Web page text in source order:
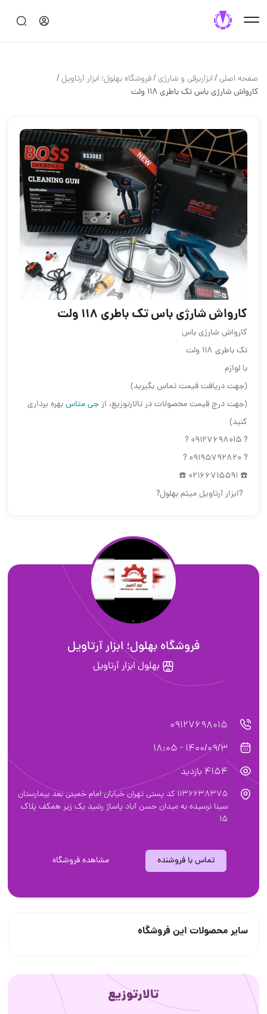
صفحه اصلی/ابزاربرقی و شارژی/فروشگاه بهلول؛ ابزار آرتاویل/
کارواش شارژی باس تک باطری ۱۱۸ ولت
کارواش شارژی باس تک باطری ۱۱۸ ولت
کارواش شارژی باس
تک باطری ۱۱۸ ولت
با لوازم
(جهت دریافت قیمت تماس بگیرید)
(جهت درج قیمت محصولات در تالارتوزیع، ازجی متاسبهره برداری
کنید)
? 09127698015 ?
? 09195792820 ?
☎️ 02166715591 ☎️
?ابزار آرتاویل میثم بهلول?
فروشگاه بهلول؛ ابزار آرتاویل
بهلول ابزار آرتاویل
09127698015
1400/09/3 - 18:05
4154 بازدید
1136638375 کد پستی تهران خیابان امام خمینی بعد بیمارستان
سینا نرسیده به میدان حسن آباد پاساژ رشید یک زیر همکف پلاک
۱۵
تماس با فروشنده مشاهده فروشگاه
سایر محصولات این فروشگاه
تالارتوزیع